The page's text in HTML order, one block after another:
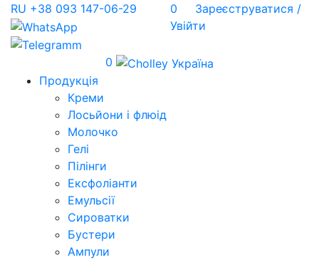
RU +38 093 147-06-29 0
Зареєструватися /
Увійти
0
Продукція
Креми
Лосьйони і флюід
Молочко
Гелі
Пілінги
Ексфоліанти
Емульсії
Сироватки
Бустери
Ампули